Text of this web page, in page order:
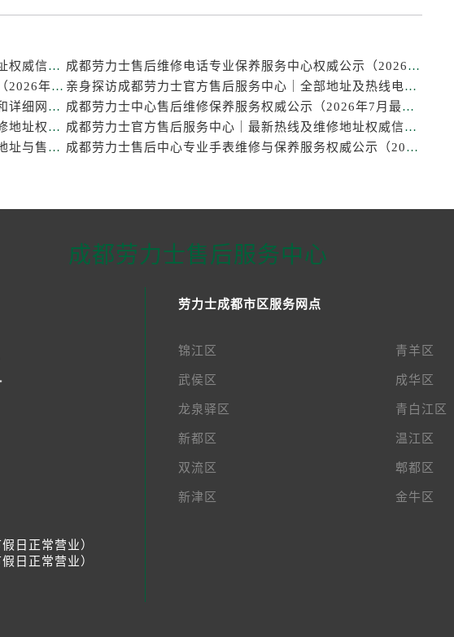
成都劳力士官方售后服务中心｜热线电话及门店地址权威信息公示（2026年7月最新）
成都劳力士售后维修电话专业保养服务中心权威公示（2026年7月最新）
成都劳力士维修点专业售后保养服务中心权威公示（2026年7月最新）
亲身探访成都劳力士官方售后服务中心｜全部地址及热线电话（2026年7月最新）
亲身探访成都劳力士官方售后服务中心｜官方电话和详细网点地址（2026年7月最新）
成都劳力士中心售后维修保养服务权威公示（2026年7月最新）
成都劳力士官方售后服务中心｜官方电话及详细维修地址权威信息公示（2026年7月最新）
成都劳力士官方售后服务中心｜最新热线及维修地址权威信息公示（2026年7月最新）
亲身探访成都劳力士官方售后服务中心｜完整维修地址与售后热线（2026年7月最新）
成都劳力士售后中心专业手表维修与保养服务权威公示（2026年7月最新）
成都劳力士售后服务中心
日正常营业）
日正常营业）
劳力士成都市区服务网点
锦江区 青羊区
武侯区 成华区
龙泉驿区 青白江区
新都区 温江区
双流区 郫都区
新津区 金牛区